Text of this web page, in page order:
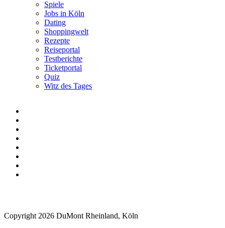
Spiele
Jobs in Köln
Dating
Shoppingwelt
Rezepte
Reiseportal
Testberichte
Ticketportal
Quiz
Witz des Tages
Copyright 2026 DuMont Rheinland, Köln